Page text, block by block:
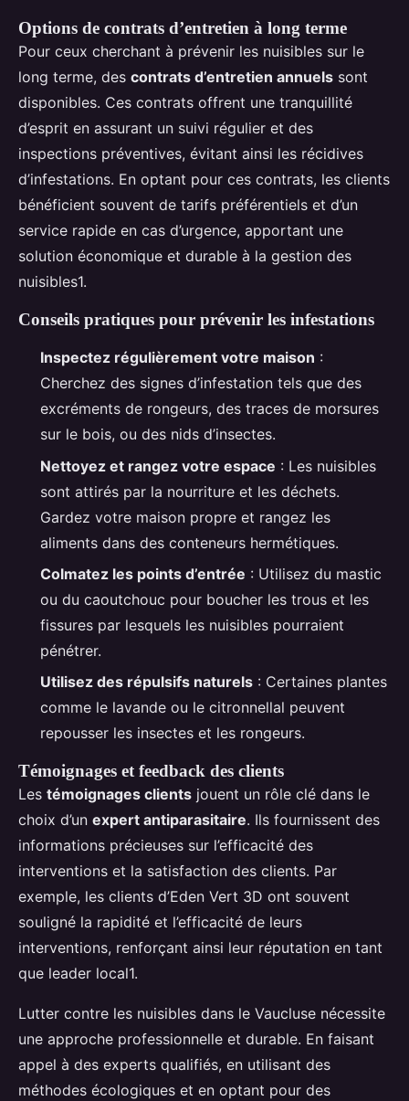
Options de contrats d’entretien à long terme
Pour ceux cherchant à prévenir les nuisibles sur le
long terme, des contrats d’entretien annuels sont
disponibles. Ces contrats offrent une tranquillité
d’esprit en assurant un suivi régulier et des
inspections préventives, évitant ainsi les récidives
d’infestations. En optant pour ces contrats, les clients
bénéficient souvent de tarifs préférentiels et d’un
service rapide en cas d’urgence, apportant une
solution économique et durable à la gestion des
nuisibles1.
Conseils pratiques pour prévenir les infestations
Inspectez régulièrement votre maison :
Cherchez des signes d’infestation tels que des
excréments de rongeurs, des traces de morsures
sur le bois, ou des nids d’insectes.
Nettoyez et rangez votre espace : Les nuisibles
sont attirés par la nourriture et les déchets.
Gardez votre maison propre et rangez les
aliments dans des conteneurs hermétiques.
Colmatez les points d’entrée : Utilisez du mastic
ou du caoutchouc pour boucher les trous et les
fissures par lesquels les nuisibles pourraient
pénétrer.
Utilisez des répulsifs naturels : Certaines plantes
comme le lavande ou le citronnellal peuvent
repousser les insectes et les rongeurs.
Témoignages et feedback des clients
Les témoignages clients jouent un rôle clé dans le
choix d’un expert antiparasitaire. Ils fournissent des
informations précieuses sur l’efficacité des
interventions et la satisfaction des clients. Par
exemple, les clients d’Eden Vert 3D ont souvent
souligné la rapidité et l’efficacité de leurs
interventions, renforçant ainsi leur réputation en tant
que leader local1.
Lutter contre les nuisibles dans le Vaucluse nécessite
une approche professionnelle et durable. En faisant
appel à des experts qualifiés, en utilisant des
méthodes écologiques et en optant pour des